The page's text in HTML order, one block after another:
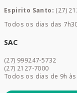
Mamães e Bebê
Dermocosméticos
Promoções
Espirito Santo: (27)
Todos os dias das
SAC
(27) 999247-5732
(27) 2127-7000
Todos os dias de 9h às